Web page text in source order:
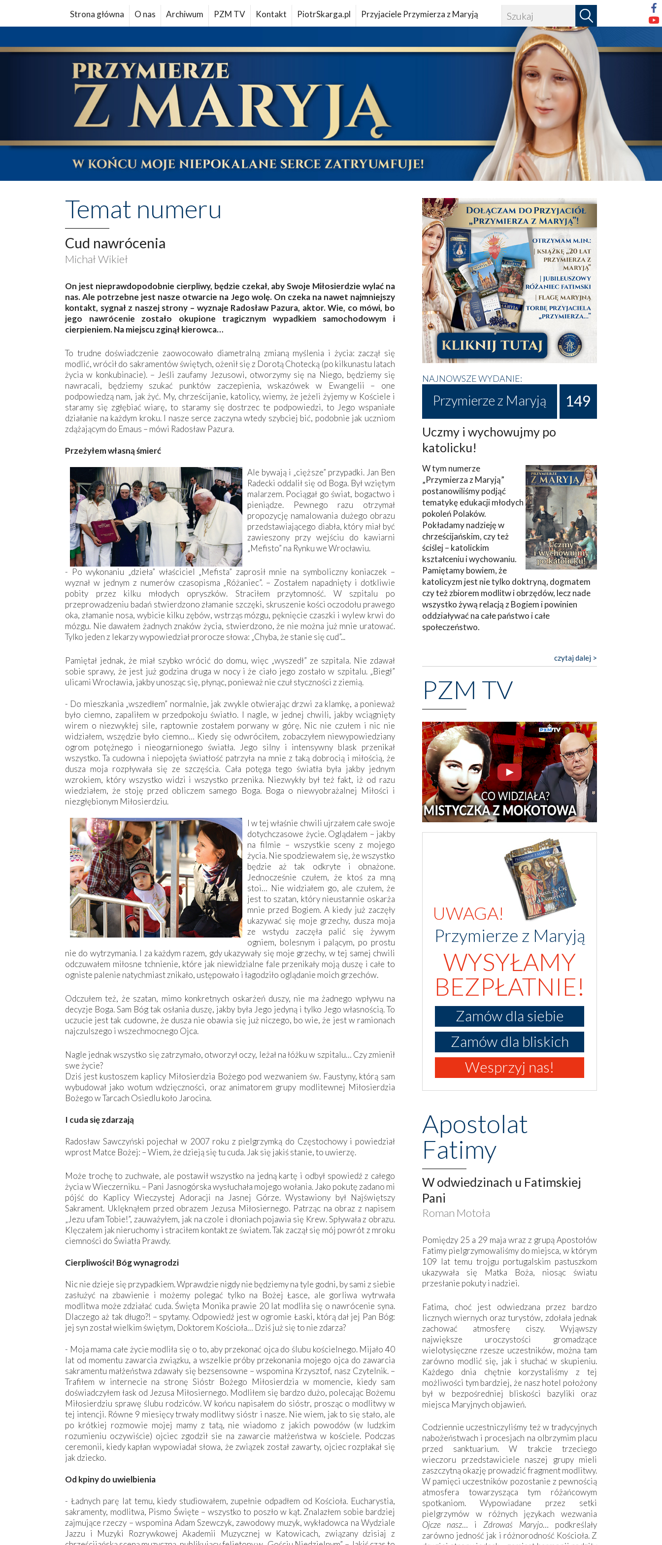
Strona główna O nas Archiwum PZM TV Kontakt PiotrSkarga.pl Przyjaciele Przymierza z Maryją
Temat numeru
Cud nawrócenia
Michał Wikieł
On jest nieprawdopodobnie cierpliwy, będzie czekał, aby Swoje Miłosierdzie wylać na
nas. Ale potrzebne jest nasze otwarcie na Jego wolę. On czeka na nawet najmniejszy
kontakt, sygnał z naszej strony – wyznaje Radosław Pazura, aktor. Wie, co mówi, bo
jego nawrócenie zostało okupione tragicznym wypadkiem samochodowym i
cierpieniem. Na miejscu zginął kierowca…
To trudne doświadczenie zaowocowało diametralną zmianą myślenia i życia: zaczął się
modlić, wrócił do sakramentów świętych, ożenił się z Dorotą Chotecką (po kilkunastu latach
życia w konkubinacie). – Jeśli zaufamy Jezusowi, otworzymy się na Niego, będziemy się
nawracali, będziemy szukać punktów zaczepienia, wskazówek w Ewangelii – one
podpowiedzą nam, jak żyć. My, chrześcijanie, katolicy, wiemy, że jeżeli żyjemy w Kościele i
staramy się zgłębiać wiarę, to staramy się dostrzec te podpowiedzi, to Jego wspaniałe
działanie na każdym kroku. I nasze serce zaczyna wtedy szybciej bić, podobnie jak uczniom
zdążającym do Emaus – mówi Radosław Pazura.
Przeżyłem własną śmierć
Ale bywają i „cięższe” przypadki. Jan Ben
Radecki oddalił się od Boga. Był wziętym
malarzem. Pociągał go świat, bogactwo i
pieniądze. Pewnego razu otrzymał
propozycję namalowania dużego obrazu
przedstawiającego diabła, który miał być
zawieszony przy wejściu do kawiarni
„Mefisto” na Rynku we Wrocławiu.
- Po wykonaniu „dzieła” właściciel „Mefista” zaprosił mnie na symboliczny koniaczek –
wyznał w jednym z numerów czasopisma „Różaniec”. – Zostałem napadnięty i dotkliwie
pobity przez kilku młodych opryszków. Straciłem przytomność. W szpitalu po
przeprowadzeniu badań stwierdzono złamanie szczęki, skruszenie kości oczodołu prawego
oka, złamanie nosa, wybicie kilku zębów, wstrząs mózgu, pęknięcie czaszki i wylew krwi do
mózgu. Nie dawałem żadnych znaków życia, stwierdzono, że nie można już mnie uratować.
Tylko jeden z lekarzy wypowiedział prorocze słowa: „Chyba, że stanie się cud”...
Pamiętał jednak, że miał szybko wrócić do domu, więc „wyszedł” ze szpitala. Nie zdawał
sobie sprawy, że jest już godzina druga w nocy i że ciało jego zostało w szpitalu. „Biegł”
ulicami Wrocławia, jakby unosząc się, płynąc, ponieważ nie czuł styczności z ziemią.
- Do mieszkania „wszedłem” normalnie, jak zwykle otwierając drzwi za klamkę, a ponieważ
było ciemno, zapaliłem w przedpokoju światło. I nagle, w jednej chwili, jakby wciągnięty
wirem o niezwykłej sile, raptownie zostałem porwany w górę. Nic nie czułem i nic nie
widziałem, wszędzie było ciemno… Kiedy się odwróciłem, zobaczyłem niewypowiedziany
ogrom potężnego i nieogarnionego światła. Jego silny i intensywny blask przenikał
wszystko. Ta cudowna i niepojęta światłość patrzyła na mnie z taką dobrocią i miłością, że
dusza moja rozpływała się ze szczęścia. Cała potęga tego światła była jakby jednym
wzrokiem, który wszystko widzi i wszystko przenika. Niezwykły był też fakt, iż od razu
wiedziałem, że stoję przed obliczem samego Boga. Boga o niewyobrażalnej Miłości i
niezgłębionym Miłosierdziu.
I w tej właśnie chwili ujrzałem całe swoje
dotychczasowe życie. Oglądałem – jakby
na filmie – wszystkie sceny z mojego
życia. Nie spodziewałem się, że wszystko
będzie aż tak odkryte i obnażone.
Jednocześnie czułem, że ktoś za mną
stoi… Nie widziałem go, ale czułem, że
jest to szatan, który nieustannie oskarża
mnie przed Bogiem. A kiedy już zaczęły
ukazywać się moje grzechy, dusza moja
ze wstydu zaczęła palić się żywym
ogniem, bolesnym i palącym, po prostu
nie do wytrzymania. I za każdym razem, gdy ukazywały się moje grzechy, w tej samej chwili
odczuwałem miłosne tchnienie, które jak niewidzialne fale przenikały moją duszę i całe to
ogniste palenie natychmiast znikało, ustępowało i łagodziło oglądanie moich grzechów.
Odczułem też, że szatan, mimo konkretnych oskarżeń duszy, nie ma żadnego wpływu na
decyzje Boga. Sam Bóg tak osłania duszę, jakby była Jego jedyną i tylko Jego własnością. To
uczucie jest tak cudowne, że dusza nie obawia się już niczego, bo wie, że jest w ramionach
najczulszego i wszechmocnego Ojca.
Nagle jednak wszystko się zatrzymało, otworzył oczy, leżał na łóżku w szpitalu… Czy zmienił
swe życie?
Dziś jest kustoszem kaplicy Miłosierdzia Bożego pod wezwaniem św. Faustyny, którą sam
wybudował jako wotum wdzięczności, oraz animatorem grupy modlitewnej Miłosierdzia
Bożego w Tarcach Osiedlu koło Jarocina.
I cuda się zdarzają
Radosław Sawczyński pojechał w 2007 roku z pielgrzymką do Częstochowy i powiedział
wprost Matce Bożej: – Wiem, że dzieją się tu cuda. Jak się jakiś stanie, to uwierzę.
Może trochę to zuchwałe, ale postawił wszystko na jedną kartę i odbył spowiedź z całego
życia w Wieczerniku. – Pani Jasnogórska wysłuchała mojego wołania. Jako pokutę zadano mi
pójść do Kaplicy Wieczystej Adoracji na Jasnej Górze. Wystawiony był Najświętszy
Sakrament. Uklęknąłem przed obrazem Jezusa Miłosiernego. Patrząc na obraz z napisem
„Jezu ufam Tobie!”, zauważyłem, jak na czole i dłoniach pojawia się Krew. Spływała z obrazu.
Klęczałem jak nieruchomy i straciłem kontakt ze światem. Tak zaczął się mój powrót z mroku
ciemności do Światła Prawdy.
Cierpliwości! Bóg wynagrodzi
Nic nie dzieje się przypadkiem. Wprawdzie nigdy nie będziemy na tyle godni, by sami z siebie
zasłużyć na zbawienie i możemy polegać tylko na Bożej Łasce, ale gorliwa wytrwała
modlitwa może zdziałać cuda. Święta Monika prawie 20 lat modliła się o nawrócenie syna.
Dlaczego aż tak długo?! – spytamy. Odpowiedź jest w ogromie Łaski, którą dał jej Pan Bóg:
jej syn został wielkim świętym, Doktorem Kościoła… Dziś już się to nie zdarza?
- Moja mama całe życie modliła się o to, aby przekonać ojca do ślubu kościelnego. Mijało 40
lat od momentu zawarcia związku, a wszelkie próby przekonania mojego ojca do zawarcia
sakramentu małżeństwa zdawały się bezsensowne – wspomina Krzysztof, nasz Czytelnik. –
Trafiłem w internecie na stronę Sióstr Bożego Miłosierdzia w momencie, kiedy sam
doświadczyłem łask od Jezusa Miłosiernego. Modliłem się bardzo dużo, polecając Bożemu
Miłosierdziu sprawę ślubu rodziców. W końcu napisałem do sióstr, prosząc o modlitwy w
tej intencji. Równe 9 miesięcy trwały modlitwy sióstr i nasze. Nie wiem, jak to się stało, ale
po krótkiej rozmowie mojej mamy z tatą, nie wiadomo z jakich powodów (w ludzkim
rozumieniu oczywiście) ojciec zgodził sie na zawarcie małżeństwa w kościele. Podczas
ceremonii, kiedy kapłan wypowiadał słowa, że związek został zawarty, ojciec rozpłakał się
jak dziecko.
Od kpiny do uwielbienia
- Ładnych parę lat temu, kiedy studiowałem, zupełnie odpadłem od Kościoła. Eucharystia,
sakramenty, modlitwa, Pismo Święte – wszystko to poszło w kąt. Znalazłem sobie bardziej
zajmujące rzeczy – wspomina Adam Szewczyk, zawodowy muzyk, wykładowca na Wydziale
Jazzu i Muzyki Rozrywkowej Akademii Muzycznej w Katowicach, związany dzisiaj z
NAJNOWSZE WYDANIE:
Przymierze z Maryją 149
Uczmy i wychowujmy po
katolicku!
W tym numerze
„Przymierza z Maryją”
postanowiliśmy podjąć
tematykę edukacji młodych
pokoleń Polaków.
Pokładamy nadzieję w
chrześcijańskim, czy też
ściślej – katolickim
kształceniu i wychowaniu.
Pamiętamy bowiem, że
katolicyzm jest nie tylko doktryną, dogmatem
czy też zbiorem modlitw i obrzędów, lecz nade
wszystko żywą relacją z Bogiem i powinien
oddziaływać na całe państwo i całe
społeczeństwo.
czytaj dalej >
PZM TV
UWAGA!
Przymierze z Maryją
WYSYŁAMY
BEZPŁATNIE!
Zamów dla siebie
Zamów dla bliskich
Wesprzyj nas!
Apostolat
Fatimy
W odwiedzinach u Fatimskiej
Pani
Roman Motoła
Pomiędzy 25 a 29 maja wraz z grupą Apostołów
Fatimy pielgrzymowaliśmy do miejsca, w którym
109 lat temu trojgu portugalskim pastuszkom
ukazywała się Matka Boża, niosąc światu
przesłanie pokuty i nadziei.
Fatima, choć jest odwiedzana przez bardzo
licznych wiernych oraz turystów, zdołała jednak
zachować atmosferę ciszy. Wyjąwszy
największe uroczystości gromadzące
wielotysięczne rzesze uczestników, można tam
zarówno modlić się, jak i słuchać w skupieniu.
Każdego dnia chętnie korzystaliśmy z tej
możliwości tym bardziej, że nasz hotel położony
był w bezpośredniej bliskości bazyliki oraz
miejsca Maryjnych objawień.
Codziennie uczestniczyliśmy też w tradycyjnych
nabożeństwach i procesjach na olbrzymim placu
przed sanktuarium. W trakcie trzeciego
wieczoru przedstawiciele naszej grupy mieli
zaszczytną okazję prowadzić fragment modlitwy.
W pamięci uczestników pozostanie z pewnością
atmosfera towarzysząca tym różańcowym
spotkaniom. Wypowiadane przez setki
pielgrzymów w różnych językach wezwania
Ojcze nasz… i Zdrowaś Maryjo… podkreślały
zarówno jedność jak i różnorodność Kościoła. Z